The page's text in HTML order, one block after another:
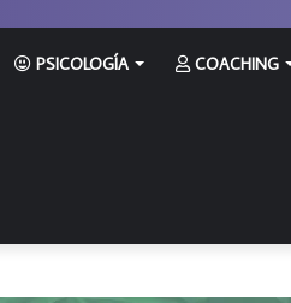
PSICOLOGÍA COACHING